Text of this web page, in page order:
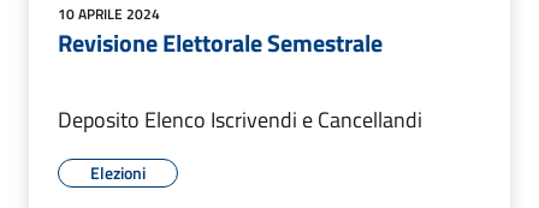
10 APRILE 2024
Revisione Elettorale Semestrale
Deposito Elenco Iscrivendi e Cancellandi
Elezioni